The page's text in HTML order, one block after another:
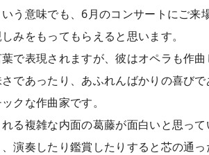
う意味でも、6月のコンサートにご来
みをもってもらえると思います。
で表現されますが、彼はオペラも作曲
であったり、あふれんばかりの喜びで
クな作曲家です。
る複雑な内面の葛藤が面白いと思って
演奏したり鑑賞したりすると芯の通っ